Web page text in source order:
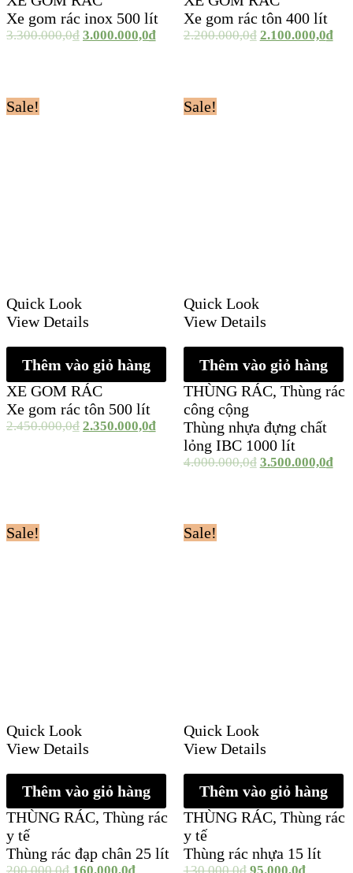
Xe gom rác inox 500 lít
3.300.000,0₫ 3.000.000,0₫
Xe gom rác tôn 400 lít
2.200.000,0₫ 2.100.000,0₫
Sale!
Quick Look
View Details
Thêm vào giỏ hàng
XE GOM RÁC
Xe gom rác tôn 500 lít
2.450.000,0₫ 2.350.000,0₫
Sale!
Quick Look
View Details
Thêm vào giỏ hàng
THÙNG RÁC, Thùng rác
công cộng
Thùng nhựa đựng chất
lỏng IBC 1000 lít
4.000.000,0₫ 3.500.000,0₫
Sale!
Quick Look
View Details
Thêm vào giỏ hàng
THÙNG RÁC, Thùng rác
y tế
Thùng rác đạp chân 25 lít
Sale!
Quick Look
View Details
Thêm vào giỏ hàng
THÙNG RÁC, Thùng rác
y tế
Thùng rác nhựa 15 lít